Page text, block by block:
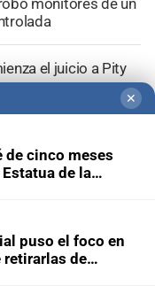
el juicio a Pity
✕
de cinco meses
de la
puso el foco en
retirarlas de